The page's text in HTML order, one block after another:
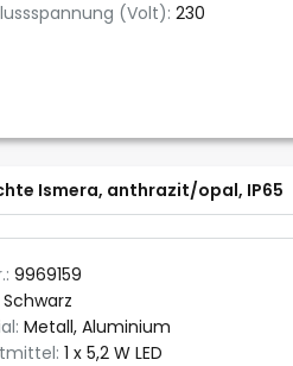
(Volt): 230
Ismera, anthrazit/opal, IP65
9969159
Schwarz
Metall, Aluminium
1 x 5,2 W LED